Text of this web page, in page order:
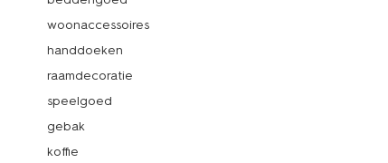
woonaccessoires
handdoeken
raamdecoratie
speelgoed
gebak
koffie